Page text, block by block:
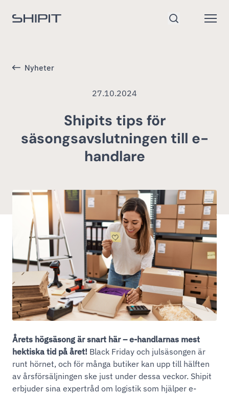
Gå till startsidan
Nyheter
27.10.2024
Shipits tips för
säsongsavslutningen till e-
handlare
Årets högsäsong är snart här – e-handlarnas mest
hektiska tid på året! Black Friday och julsäsongen är
runt hörnet, och för många butiker kan upp till hälften
av årsförsäljningen ske just under dessa veckor. Shipit
erbjuder sina expertråd om logistik som hjälper e-